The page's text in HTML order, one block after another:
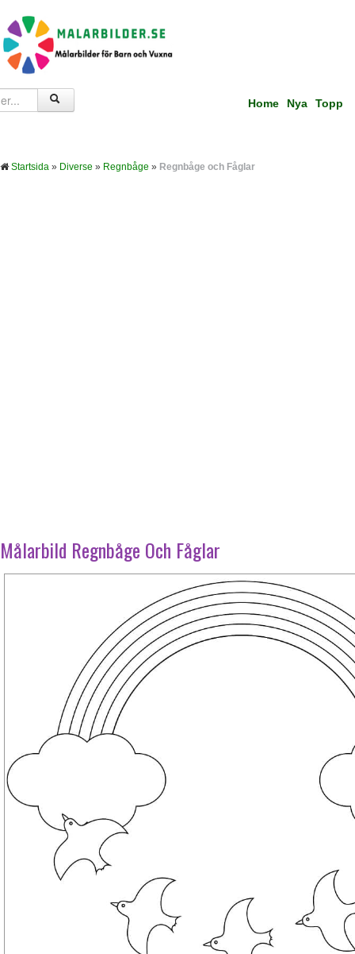
Home Nya Topp
Startsida » Diverse » Regnbåge » Regnbåge och Fåglar
Målarbild Regnbåge Och Fåglar